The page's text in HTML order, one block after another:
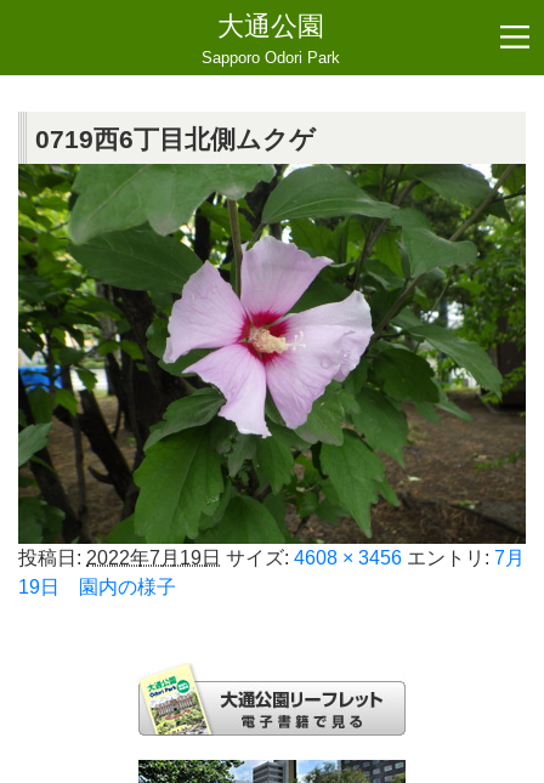
大通公園
Sapporo Odori Park
0719西6丁目北側ムクゲ
投稿日: 2022年7月19日 サイズ: 4608 × 3456 エントリ: 7月
19日 園内の様子